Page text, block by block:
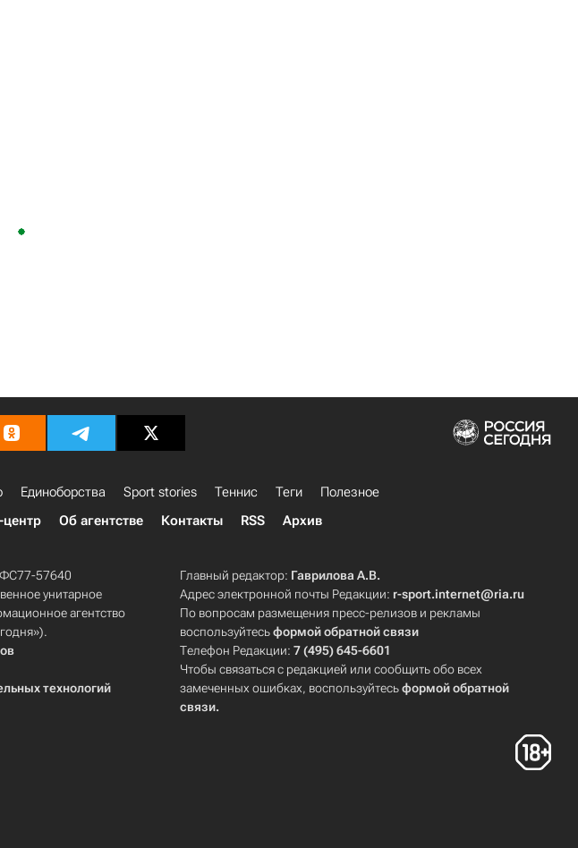
Единоборства Sport stories Теннис Теги
Полезное
Об агентстве Контакты RSS Архив
ФС77-57640
унитарное
агентство
технологий
Главный редактор: Гаврилова А.В.
Адрес электронной почты Редакции: r-sport.internet@ria.ru
По вопросам размещения пресс-релизов и рекламы
воспользуйтесьформой обратной связи
Телефон Редакции:7 (495) 645-6601
Чтобы связаться с редакцией или сообщить обо всех
замеченных ошибках, воспользуйтесьформой обратной
связи.